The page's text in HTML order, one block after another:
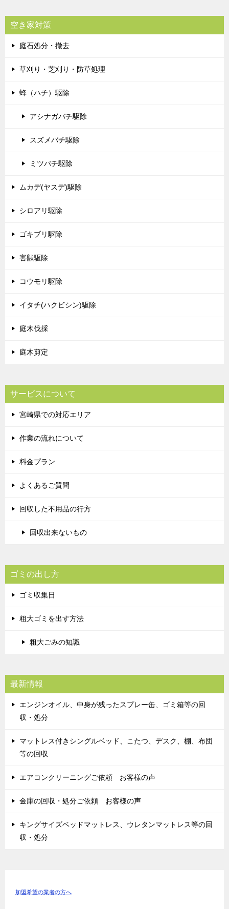
空き家対策
庭石処分・撤去
草刈り・芝刈り・防草処理
蜂（ハチ）駆除
アシナガバチ駆除
スズメバチ駆除
ミツバチ駆除
ムカデ(ヤスデ)駆除
シロアリ駆除
ゴキブリ駆除
害獣駆除
コウモリ駆除
イタチ(ハクビシン)駆除
庭木伐採
庭木剪定
サービスについて
宮崎県での対応エリア
作業の流れについて
料金プラン
よくあるご質問
回収した不用品の行方
回収出来ないもの
ゴミの出し方
ゴミ収集日
粗大ゴミを出す方法
粗大ごみの知識
最新情報
エンジンオイル、中身が残ったスプレー缶、ゴミ箱等の回
収・処分
マットレス付きシングルベッド、こたつ、デスク、棚、布団
等の回収
エアコンクリーニングご依頼 お客様の声
金庫の回収・処分ご依頼 お客様の声
キングサイズベッドマットレス、ウレタンマットレス等の回
収・処分
加盟希望の業者の方へ